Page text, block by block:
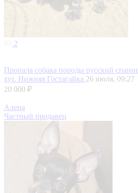
2
Пропала собака породы русский
хут. Нижняя Гостагайка 26 июля, 09:27
20 000 ₽
Алена
Частный продавец